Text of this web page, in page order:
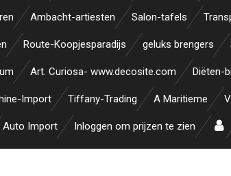
Ambacht-artiesten Salon-tafels
Route-Koopjesparadijs geluks brengers
Art. Curiosa- www.decosite.com Diëten-
Import Tiffany-Trading A Maritieme
Auto Import Inloggen om prijzen te zien